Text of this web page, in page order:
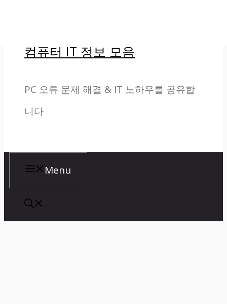
컴퓨터 IT 정보 모음
PC 오류 문제 해결 & IT 노하우를 공유합
니다
Menu